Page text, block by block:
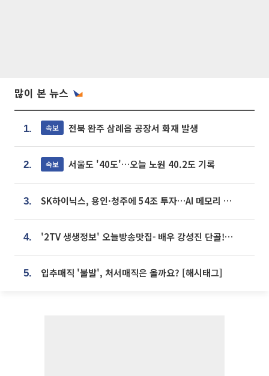
많이 본 뉴스
1. 속보 전북 완주 삼례읍 공장서 화재 발생
2. 속보 서울도 '40도'…오늘 노원 40.2도 기록
3. SK하이닉스, 용인·청주에 54조 투자…AI 메모리 생산기지 키운다
4. '2TV 생생정보' 오늘방송맛집- 배우 강성진 단골! 쌀국수ㆍ푸팟퐁 커리 맛집 '블○○○'
5. 입추매직 '불발', 처서매직은 올까요? [해시태그]